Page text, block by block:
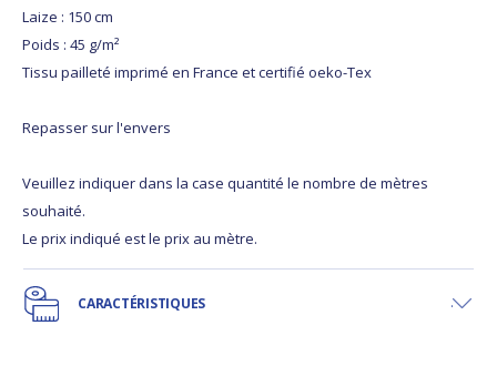
Laize : 150 cm
Poids : 45 g/m²
Tissu pailleté imprimé en France et certifié oeko-Tex
Repasser sur l'envers
Veuillez indiquer dans la case quantité le nombre de mètres
souhaité.
Le prix indiqué est le prix au mètre.
CARACTÉRISTIQUES